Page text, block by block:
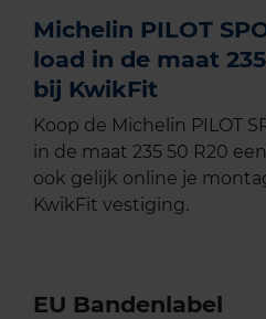
Michelin PILOT
load in de maat
bij KwikFit
Koop de Michelin PILOT
in de maat 235 50 R20
ook gelijk online je
KwikFit vestiging.
EU Bandenlabel